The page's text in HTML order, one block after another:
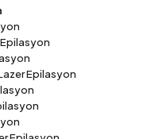
Epilasyon